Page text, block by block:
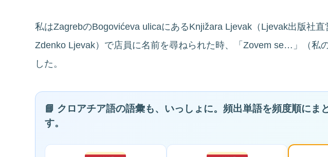
私はZagrebのBogovićeva ulicaにあるKnjižara Ljevak（Ljevak出版社直
Zdenko Ljevak）で店員に名前を尋ねられた時、「Zovem se…」（私
した。
📘 クロアチア語の語彙も、いっしょに。頻出単語を頻度順にま
す。